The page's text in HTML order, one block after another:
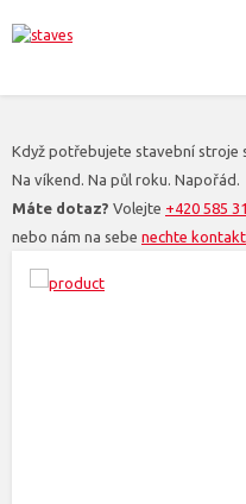
Když potřebujete stavební stroje
Na víkend. Na půl roku. Napořád.
Máte dotaz? Volejte +420 585
nebo nám na sebe nechte